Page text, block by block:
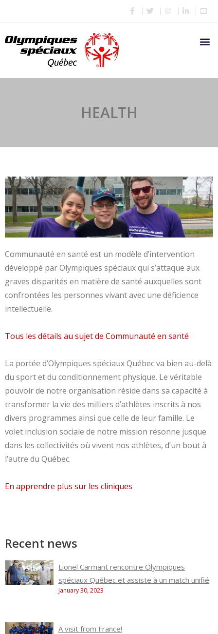
HEALTH
Communauté en santé est un modèle d’intervention
développé par Olympiques spéciaux qui s’attaque aux
graves disparités en matière de santé auxquelles sont
confrontées les personnes vivant avec une déficience
intellectuelle.
Tous les détails au sujet de Communauté en santé
La portée d’Olympiques spéciaux Québec va bien au-delà
du sport et du conditionnement physique. Le véritable
pouvoir de notre organisation réside dans sa capacité à
transformer la vie des milliers d’athlètes inscrits à nos
divers programmes ainsi que celle de leur famille. Le
volet inclusion sociale de notre mission résonne jusque
dans les collectivités où vivent nos athlètes, d’un bout à
l’autre du Québec.
En apprendre plus sur les cliniques
Recent news
Lionel Carmant rencontre Olympiques
spéciaux Québec et assiste à un match unifié
January 30, 2023
A visit from France!